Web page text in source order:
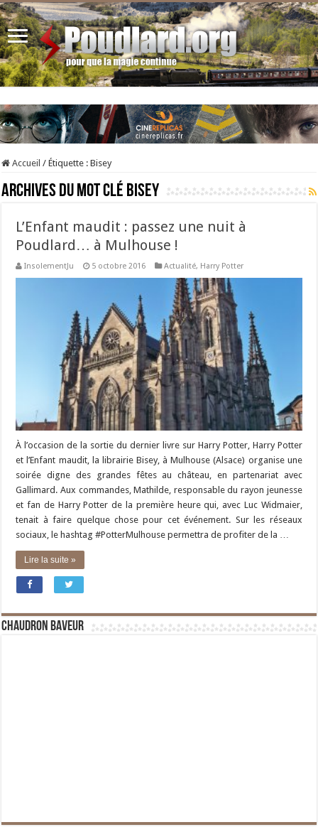
Accueil / Étiquette :Bisey
Archives du mot clé Bisey
L’Enfant maudit : passez une nuit à
Poudlard… à Mulhouse !
InsolementJu 5 octobre 2016 Actualité, Harry Potter
À l’occasion de la sortie du dernier livre sur Harry Potter, Harry Potter
et l’Enfant maudit, la librairie Bisey, à Mulhouse (Alsace) organise une
soirée digne des grandes fêtes au château, en partenariat avec
Gallimard. Aux commandes, Mathilde, responsable du rayon jeunesse
et fan de Harry Potter de la première heure qui, avec Luc Widmaier,
tenait à faire quelque chose pour cet événement. Sur les réseaux
sociaux, le hashtag #PotterMulhouse permettra de profiter de la …
Lire la suite »
Chaudron Baveur